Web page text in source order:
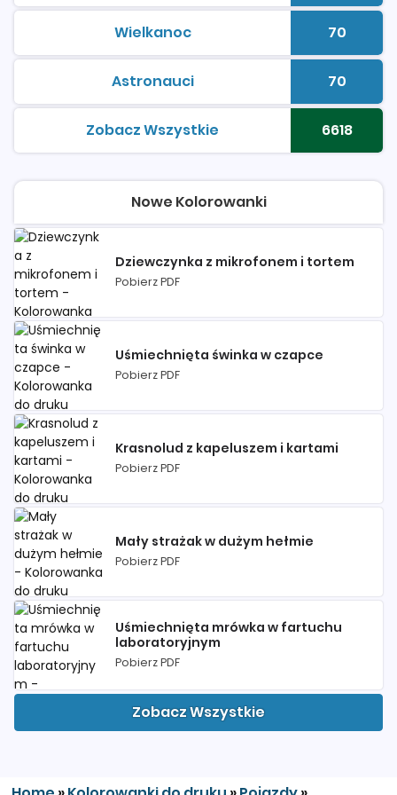
Wielkanockolorowanki do druku Liczba
70
Astronaucikolorowanki do druku Liczba
70
Zobacz Wszystkiekolorowanki do druku Liczba
6618
Nowe Kolorowanki
Dziewczynka z mikrofonem i tortem
Pobierz PDF
Uśmiechnięta świnka w czapce
Pobierz PDF
Krasnolud z kapeluszem i kartami
Pobierz PDF
Mały strażak w dużym hełmie
Pobierz PDF
Uśmiechnięta mrówka w fartuchu
laboratoryjnym
Pobierz PDF
Zobacz Wszystkie